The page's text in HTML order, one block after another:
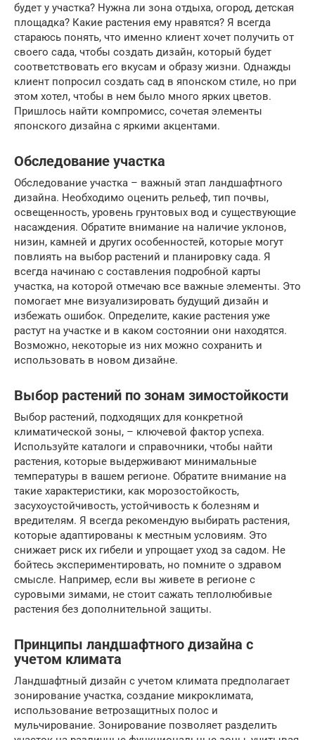
будет у участка? Нужна ли зона отдыха, огород, детская
площадка? Какие растения ему нравятся? Я всегда
стараюсь понять, что именно клиент хочет получить от
своего сада, чтобы создать дизайн, который будет
соответствовать его вкусам и образу жизни. Однажды
клиент попросил создать сад в японском стиле, но при
этом хотел, чтобы в нем было много ярких цветов.
Пришлось найти компромисс, сочетая элементы
японского дизайна с яркими акцентами.
Обследование участка
Обследование участка – важный этап ландшафтного
дизайна. Необходимо оценить рельеф, тип почвы,
освещенность, уровень грунтовых вод и существующие
насаждения. Обратите внимание на наличие уклонов,
низин, камней и других особенностей, которые могут
повлиять на выбор растений и планировку сада. Я
всегда начинаю с составления подробной карты
участка, на которой отмечаю все важные элементы. Это
помогает мне визуализировать будущий дизайн и
избежать ошибок. Определите, какие растения уже
растут на участке и в каком состоянии они находятся.
Возможно, некоторые из них можно сохранить и
использовать в новом дизайне.
Выбор растений по зонам зимостойкости
Выбор растений, подходящих для конкретной
климатической зоны, – ключевой фактор успеха.
Используйте каталоги и справочники, чтобы найти
растения, которые выдерживают минимальные
температуры в вашем регионе. Обратите внимание на
такие характеристики, как морозостойкость,
засухоустойчивость, устойчивость к болезням и
вредителям. Я всегда рекомендую выбирать растения,
которые адаптированы к местным условиям. Это
снижает риск их гибели и упрощает уход за садом. Не
бойтесь экспериментировать, но помните о здравом
смысле. Например, если вы живете в регионе с
суровыми зимами, не стоит сажать теплолюбивые
растения без дополнительной защиты.
Принципы ландшафтного дизайна с
учетом климата
Ландшафтный дизайн с учетом климата предполагает
зонирование участка, создание микроклимата,
использование ветрозащитных полос и
мульчирование. Зонирование позволяет разделить